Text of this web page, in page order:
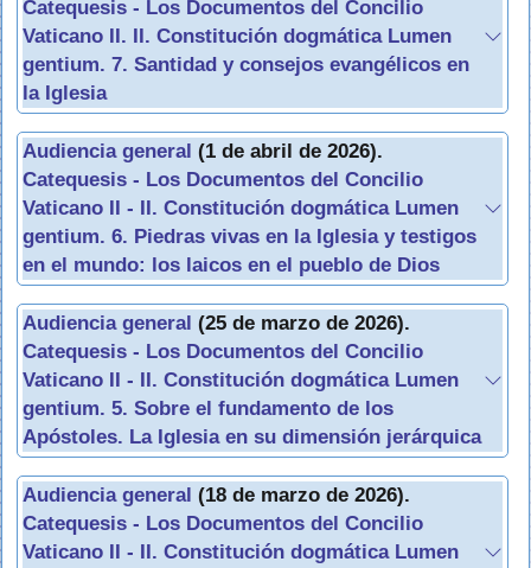
Catequesis - Los Documentos del Concilio
Vaticano II. II. Constitución dogmática Lumen
gentium. 7. Santidad y consejos evangélicos en
la Iglesia
Audiencia general (1 de abril de 2026).
Catequesis - Los Documentos del Concilio
Vaticano II - II. Constitución dogmática Lumen
gentium. 6. Piedras vivas en la Iglesia y testigos
en el mundo: los laicos en el pueblo de Dios
Audiencia general (25 de marzo de 2026).
Catequesis - Los Documentos del Concilio
Vaticano II - II. Constitución dogmática Lumen
gentium. 5. Sobre el fundamento de los
Apóstoles. La Iglesia en su dimensión jerárquica
Audiencia general (18 de marzo de 2026).
Catequesis - Los Documentos del Concilio
Vaticano II - II. Constitución dogmática Lumen